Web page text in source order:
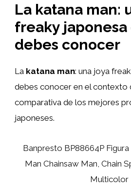
La katana man:
freaky japonesa
debes conocer
La katana man: una joya
debes conocer en el contexto
comparativa de los mejores
japoneses.
Banpresto BP88664P
Man Chainsaw Man, Chain
Multicolor